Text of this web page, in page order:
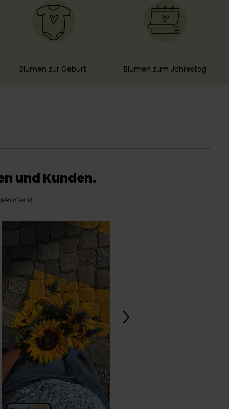
Blumen zur Geburt Blumen zum Jahrestag
und Kunden.